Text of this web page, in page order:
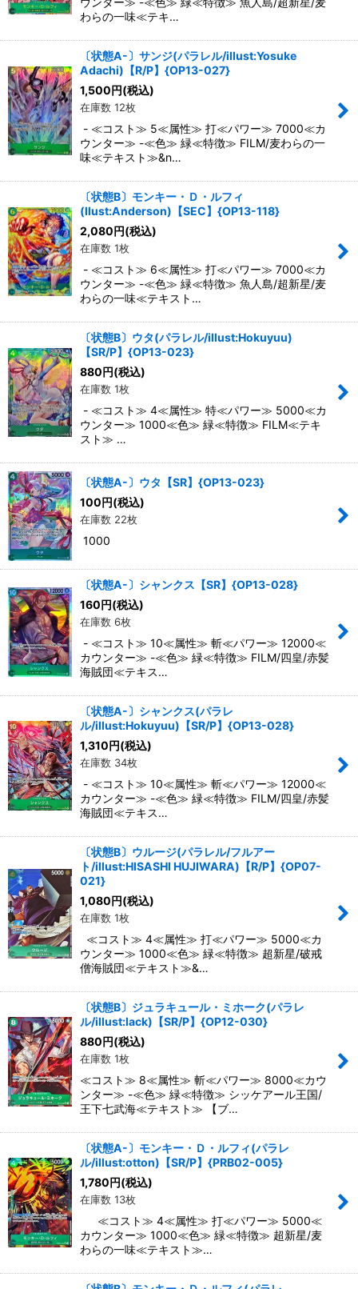
わらの一味≪テキ…
〔状態A-〕サンジ(パラレル/illust:Yosuke
Adachi)【R/P】{OP13-027}
1,500円(税込)
在庫数 12枚
- ≪コスト≫ 5≪属性≫ 打≪パワー≫ 7000≪カ
ウンター≫ -≪色≫ 緑≪特徴≫ FILM/麦わらの一
味≪テキスト≫&n…
〔状態B〕モンキー・Ｄ・ルフィ
(llust:Anderson)【SEC】{OP13-118}
2,080円(税込)
在庫数 1枚
- ≪コスト≫ 6≪属性≫ 打≪パワー≫ 7000≪カ
ウンター≫ -≪色≫ 緑≪特徴≫ 魚人島/超新星/麦
わらの一味≪テキスト…
〔状態B〕ウタ(パラレル/illust:Hokuyuu)
【SR/P】{OP13-023}
880円(税込)
在庫数 1枚
- ≪コスト≫ 4≪属性≫ 特≪パワー≫ 5000≪カ
ウンター≫ 1000≪色≫ 緑≪特徴≫ FILM≪テキ
スト≫ …
〔状態A-〕ウタ【SR】{OP13-023}
100円(税込)
在庫数 22枚
1000
〔状態A-〕シャンクス【SR】{OP13-028}
160円(税込)
在庫数 6枚
- ≪コスト≫ 10≪属性≫ 斬≪パワー≫ 12000≪
カウンター≫ -≪色≫ 緑≪特徴≫ FILM/四皇/赤髪
海賊団≪テキス…
〔状態A-〕シャンクス(パラレ
ル/illust:Hokuyuu)【SR/P】{OP13-028}
1,310円(税込)
在庫数 34枚
- ≪コスト≫ 10≪属性≫ 斬≪パワー≫ 12000≪
カウンター≫ -≪色≫ 緑≪特徴≫ FILM/四皇/赤髪
海賊団≪テキス…
〔状態B〕ウルージ(パラレル/フルアー
ト/illust:HISASHI HUJIWARA)【R/P】{OP07-
021}
1,080円(税込)
在庫数 1枚
≪コスト≫ 4≪属性≫ 打≪パワー≫ 5000≪カ
ウンター≫ 1000≪色≫ 緑≪特徴≫ 超新星/破戒
僧海賊団≪テキスト≫&…
〔状態B〕ジュラキュール・ミホーク(パラレ
ル/illust:lack)【SR/P】{OP12-030}
880円(税込)
在庫数 1枚
≪コスト≫ 8≪属性≫ 斬≪パワー≫ 8000≪カウ
ンター≫ -≪色≫ 緑≪特徴≫ シッケアール王国/
王下七武海≪テキスト≫ 【ブ…
〔状態A-〕モンキー・Ｄ・ルフィ(パラレ
ル/illust:otton)【SR/P】{PRB02-005}
1,780円(税込)
在庫数 13枚
≪コスト≫ 4≪属性≫ 打≪パワー≫ 5000≪
カウンター≫ 1000≪色≫ 緑≪特徴≫ 超新星/麦
わらの一味≪テキスト≫…